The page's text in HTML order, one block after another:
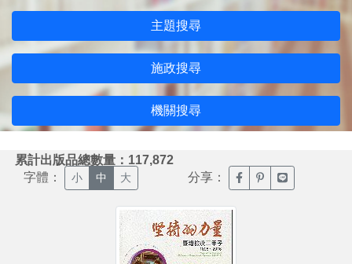
主題搜尋
施政搜尋
機關搜尋
累計出版品總數量：117,872
字體： 小 中 大 分享： 臉書分享(另開新視窗)
噗浪分享(另開新
Line分享(另